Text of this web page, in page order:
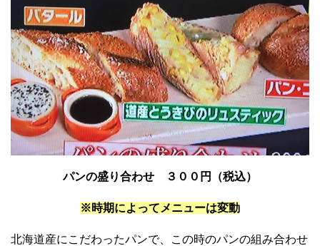
パンの盛り合わせ ３００円（税込）
※時期によってメニューは変動
北海道産にこだわったパンで、この時のパンの組み合わせ